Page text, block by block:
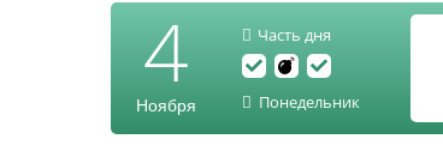
4
Ноября
Часть дня
Понедельник